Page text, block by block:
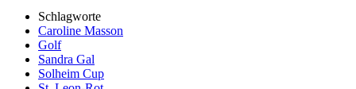
Schlagworte
Caroline Masson
Golf
Sandra Gal
Solheim Cup